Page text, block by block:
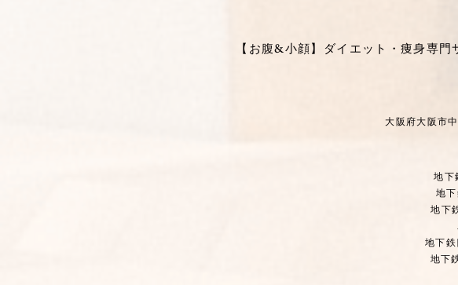
【お腹&小顔】ダイエット・痩身専
大阪府大阪市
地下
地
地下
地下
地下